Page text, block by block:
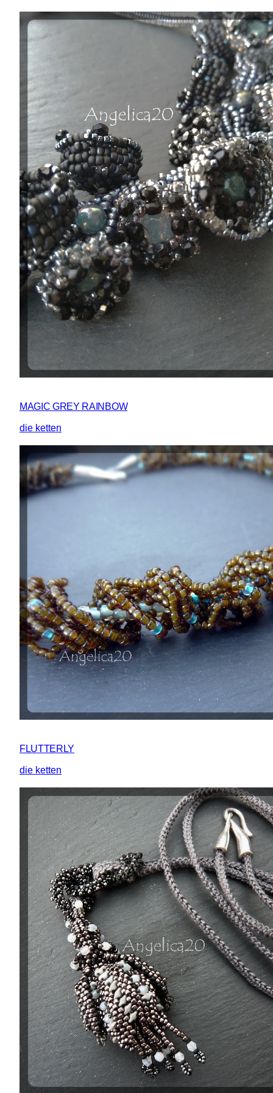
MAGIC GREY RAINBOW
die ketten
FLUTTERLY
die ketten